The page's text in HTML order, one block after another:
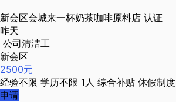
新会区会城来一杯奶茶咖啡原料店 认证
昨天
公司清洁工
新会区
2500元
经验不限 学历不限 1人 综合补贴 休假制度
申请